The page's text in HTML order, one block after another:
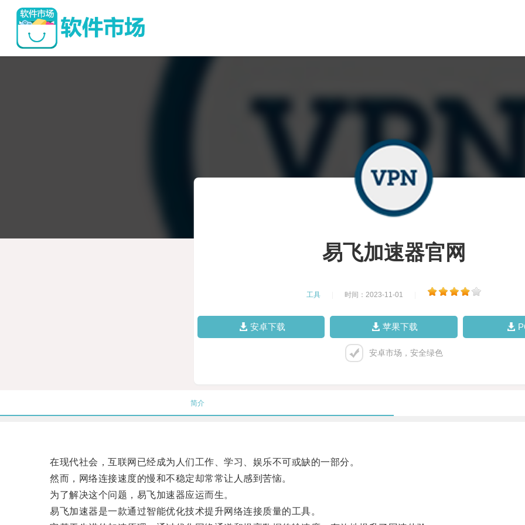
易飞加速器官网
工具 时间：2023-11-01
安卓下载 苹果下载
安卓市场，安全绿色
简介
在现代社会，互联网已经成为人们工作、学习、娱乐不可或缺的一部分。
然而，网络连接速度的慢和不稳定却常常让人感到苦恼。
为了解决这个问题，易飞加速器应运而生。
易飞加速器是一款通过智能优化技术提升网络连接质量的工具。